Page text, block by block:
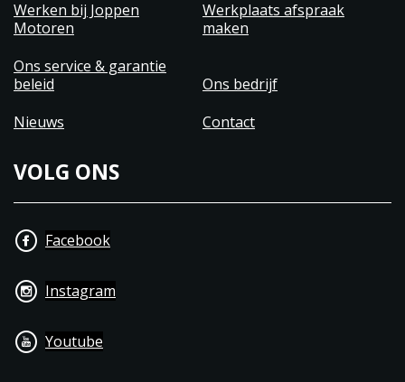
Werken bij Joppen
Motoren
Werkplaats afspraak
maken
Ons service & garantie
beleid
Ons bedrijf
Nieuws
Contact
VOLG ONS
Facebook
Instagram
Youtube